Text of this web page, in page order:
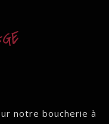
notre boucherie à